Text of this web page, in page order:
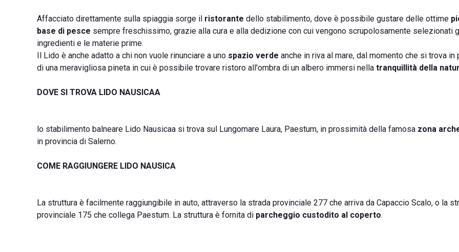
Affacciato direttamente sulla spiaggia sorge il ristorante dello stabilimento, dove è possibile gustare delle ottime
base di pesce sempre freschissimo, grazie alla cura e alla dedizione con cui vengono scrupolosamente selezionati
ingredienti e le materie prime.
Il Lido è anche adatto a chi non vuole rinunciare a uno spazio verde anche in riva al mare, dal momento che si trova
di una meravigliosa pineta in cui è possibile trovare ristoro all'ombra di un albero immersi nella tranquillità della
DOVE SI TROVA LIDO NAUSICAA
lo stabilimento balneare Lido Nausicaa si trova sul Lungomare Laura, Paestum, in prossimità della famosa zona
in provincia di Salerno.
COME RAGGIUNGERE LIDO NAUSICA
La struttura è facilmente raggiungibile in auto, attraverso la strada provinciale 277 che arriva da Capaccio Scalo, o la
provinciale 175 che collega Paestum. La struttura è fornita di parcheggio custodito al coperto.